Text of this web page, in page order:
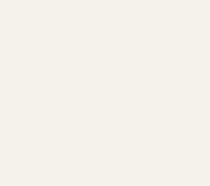
tuo spazio verde.
fotosintesi,
dell'aria, rendendo
il benessere